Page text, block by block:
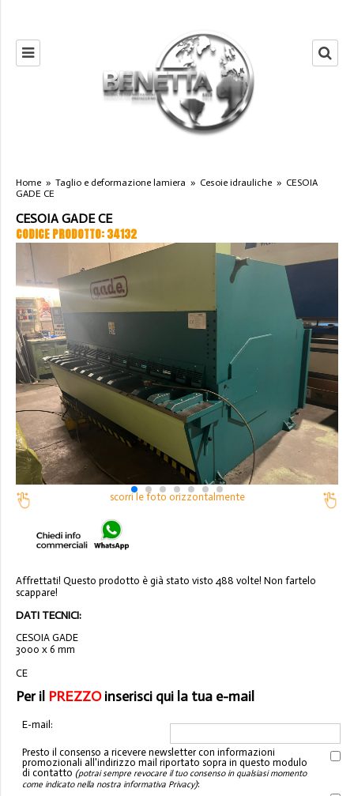
Home » Taglio e deformazione lamiera » Cesoie idrauliche » CESOIA
GADE CE
CESOIA GADE CE
CODICE PRODOTTO: 34132
scorri le foto orizzontalmente
Affrettati! Questo prodotto è già stato visto 488 volte! Non fartelo
scappare!
DATI TECNICI:
CESOIA GADE
3000 x 6 mm
CE
Per il PREZZOinserisci qui la tua e-mail
E-mail:
Presto il consenso a ricevere newsletter con informazioni
promozionali all'indirizzo mail riportato sopra in questo modulo
di contatto (potrai sempre revocare il tuo consenso in qualsiasi momento
come indicato nella nostra informativa Privacy):